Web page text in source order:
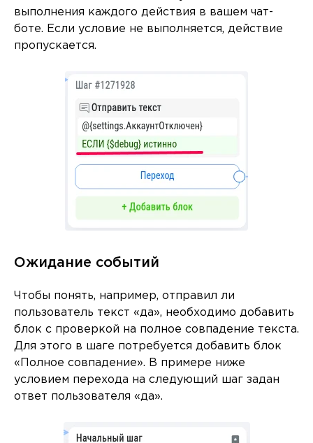
выполнения каждого действия в вашем чат-
боте. Если условие не выполняется, действие
пропускается.
Ожидание событий
Чтобы понять, например, отправил ли
пользователь текст «да», необходимо добавить
блок с проверкой на полное совпадение текста.
Для этого в шаге потребуется добавить блок
«Полное совпадение». В примере ниже
условием перехода на следующий шаг задан
ответ пользователя «да».